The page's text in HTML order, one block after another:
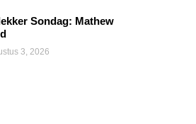
Sondag: Mathew
3, 2026